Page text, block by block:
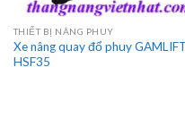
THIẾT BỊ NÂNG PHUY
Xe nâng quay đổ phuy
HSF35